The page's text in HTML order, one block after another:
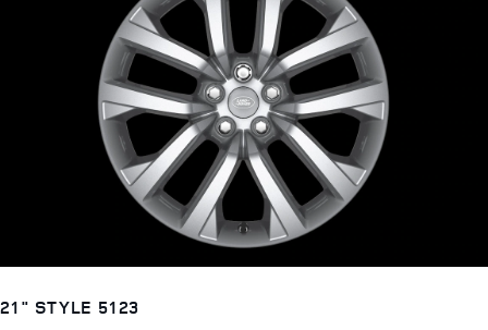
21" STYLE 5123